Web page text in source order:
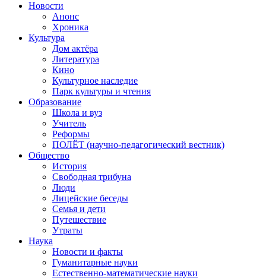
Новости
Анонс
Хроника
Культура
Дом актёра
Литература
Кино
Культурное наследие
Парк культуры и чтения
Образование
Школа и вуз
Учитель
Реформы
ПОЛЁТ (научно-педагогический вестник)
Общество
История
Свободная трибуна
Люди
Лицейские беседы
Семья и дети
Путешествие
Утраты
Наука
Новости и факты
Гуманитарные науки
Естественно-математические науки